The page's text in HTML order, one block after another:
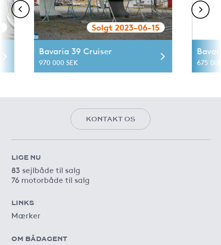
Solgt 2023-06-15
Bavaria 39 Cruiser
970 000 SEK 675
KONTAKT OS
LIGE NU
83 sejlbåde til salg
76 motorbåde til salg
LINKS
Mærker
OM BÅDAGENT